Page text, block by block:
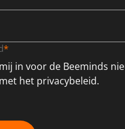
*
in voor de Beeminds
het privacybeleid.